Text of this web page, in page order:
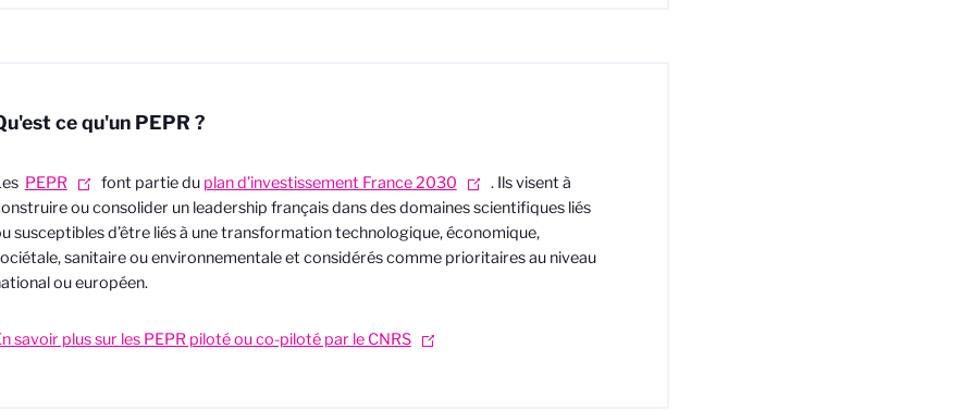
ce qu'un PEPR ?
PEPR font partie du plan d’investissement France 2030
. Ils visent à
ou consolider un leadership français dans des domaines scientifiques liés
susceptibles d’être liés à une transformation technologique, économique,
sanitaire ou environnementale et considérés comme prioritaires au niveau
ou européen.
savoir plus sur les PEPR piloté ou co-piloté par le CNRS